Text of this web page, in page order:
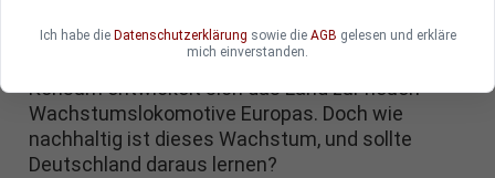
Rekorden im Tourismus, erfolgreicher
Solarenergie-Nutzung und starkem privaten
Konsum entwickelt sich das Land zur neuen
Wachstumslokomotive Europas. Doch wie
nachhaltig ist dieses Wachstum, und sollte
Deutschland daraus lernen?
Ich habe die Datenschutzerklärung sowie die AGB gelesen und erkläre
mich einverstanden.